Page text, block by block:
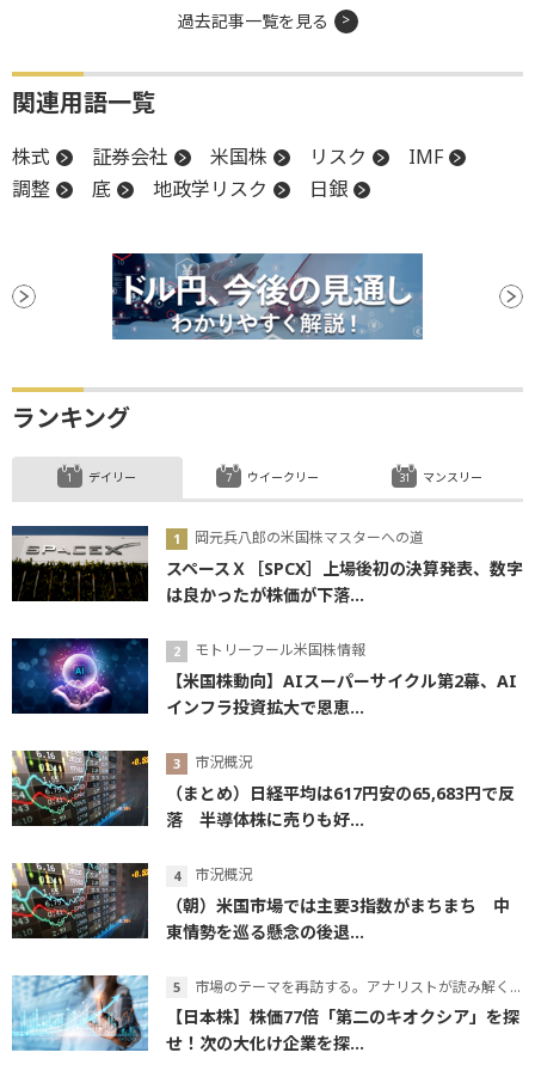
過去記事一覧を見る
関連用語一覧
株式 証券会社 米国株 リスク
IMF
調整
底 地政学リスク 日銀
ランキング
デイリー
岡元兵八郎の米国株マスターへの道
スペースＸ［SPCX］上場後初の決算発表、数字
は良かったが株価が下落...
モトリーフール米国株情報
【米国株動向】AIスーパーサイクル第2幕、AI
インフラ投資拡大で恩恵...
市況概況
（まとめ）日経平均は617円安の65,683円で反
落 半導体株に売りも好...
市況概況
（朝）米国市場では主要3指数がまちまち 中
東情勢を巡る懸念の後退...
市場のテーマを再訪する。アナリストが読み解くテーマの本質
【日本株】株価77倍「第二のキオクシア」を探
せ！次の大化け企業を探...
ウイークリー マンスリー